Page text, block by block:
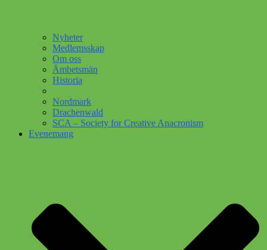
Nyheter
Medlemsskap
Om oss
Ämbetsmän
Historia
Nordmark
Drachenwald
SCA – Society for Creative Anacronism
Evenemang